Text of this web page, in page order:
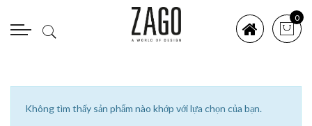
0
Không tìm thấy sản phẩm nào khớp với lựa chọn của bạn.